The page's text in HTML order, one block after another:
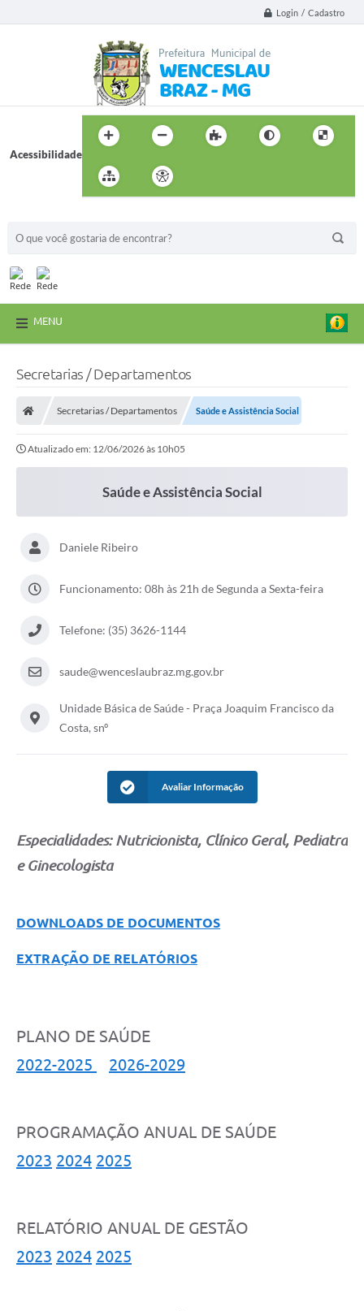
Login / Cadastro
Acessibilidade
MENU
Secretarias / Departamentos
Secretarias / Departamentos Saúde e Assistência Social
Atualizado em: 12/06/2026 às 10h05
Saúde e Assistência Social
Daniele Ribeiro
Funcionamento: 08h às 21h de Segunda a Sexta-feira
Telefone: (35) 3626-1144
saude@wenceslaubraz.mg.gov.br
Unidade Básica de Saúde - Praça Joaquim Francisco da
Costa, snº
Avaliar Informação
Especialidades: Nutricionista, Clínico Geral, Pediatra
e Ginecologista
DOWNLOADS DE DOCUMENTOS
EXTRAÇÃO DE RELATÓRIOS
PLANO DE SAÚDE
2022-2025
2026-2029
PROGRAMAÇÃO ANUAL DE SAÚDE
2023 2024 2025
RELATÓRIO ANUAL DE GESTÃO
2023 2024 2025